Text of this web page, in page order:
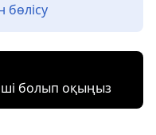
болып оқыңыз